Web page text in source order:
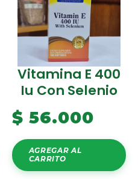
Vitamina E 400
Iu Con Selenio
$ 56.000
AGREGAR AL
CARRITO